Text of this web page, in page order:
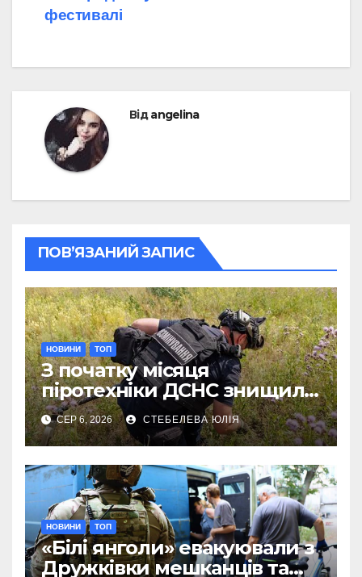
фестивалі
Відangelina
ПОВ’ЯЗАНИЙ ЗАПИС
НОВИНИ ТОП
З початку місяця
піротехніки ДСНС знищили
18 вибухонебезпечних
предметів
СЕР 6, 2026 СТЕБЕЛЕВА ЮЛІЯ
НОВИНИ ТОП
«Білі янголи» евакуювали з
Дружківки мешканців та